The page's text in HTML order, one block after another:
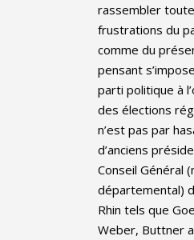
rassembler
frustrations du
comme du
pensant
parti politique à
des élections
n’est pas par
d’anciens
Conseil Général
départemental)
Rhin tels que
Weber, Buttner